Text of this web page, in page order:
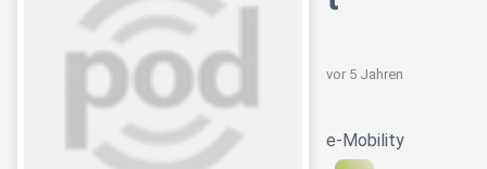
vor 5 Jahren
e-Mobility